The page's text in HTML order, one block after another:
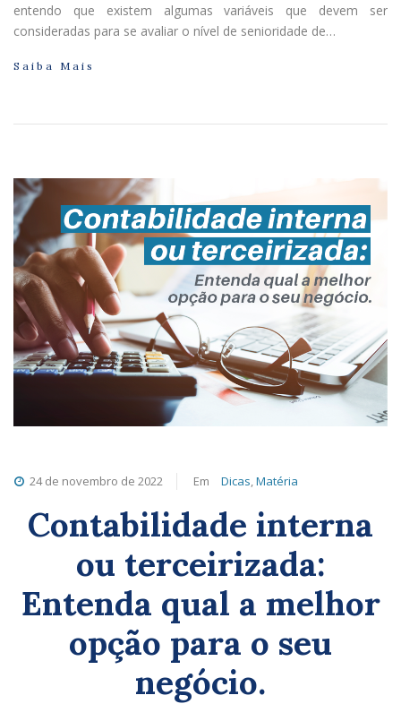
entendo que existem algumas variáveis que devem ser
consideradas para se avaliar o nível de senioridade de…
Saiba Mais
24 de novembro de 2022 Em Dicas,Matéria
Contabilidade interna
ou terceirizada:
Entenda qual a melhor
opção para o seu
negócio.